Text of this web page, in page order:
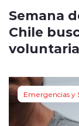
Semana
Chile
voluntaria
Emergencias y